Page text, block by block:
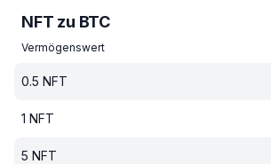
NFT zu BTC
Vermögenswert
0.5 NFT
1 NFT
5 NFT